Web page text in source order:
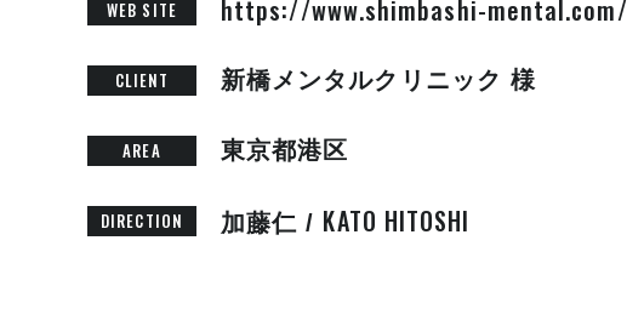
WEB SITE https://www.shimbashi-mental.com/
CLIENT 新橋メンタルクリニック 様
AREA 東京都港区
DIRECTION 加藤仁 / KATO HITOSHI